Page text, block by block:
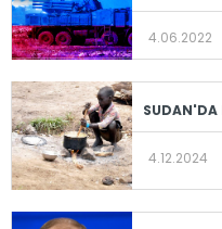
4.06.2022
SUDAN'DA
4.12.2024